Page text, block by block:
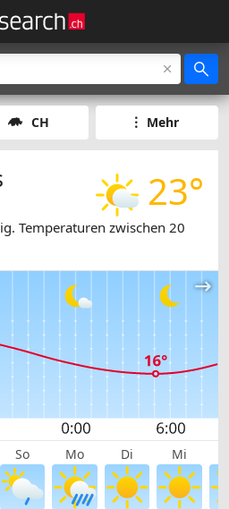
CH Mehr
23°
Temperaturen zwischen 20
So Mo Di Mi